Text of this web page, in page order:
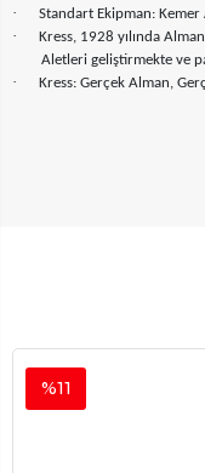
· Standart Ekipman: Kemer
·
Kress, 1928 yılında
Aletleri geliştirmekte ve
· Kress: Gerçek Alman,
%11